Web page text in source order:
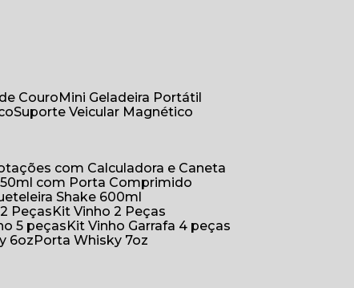
Couro
Mini Geladeira Portátil
Suporte Veicular Magnético
com Calculadora e Caneta
com Porta Comprimido
Shake 600ml
2 Peças
Kit Vinho 2 Peças
5 peças
Kit Vinho Garrafa 4 peças
6oz
Porta Whisky 7oz